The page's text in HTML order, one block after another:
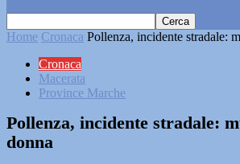
Home Cronaca Pollenza, incidente stradale:
Cronaca
Macerata
Province Marche
Pollenza, incidente stradale:
donna